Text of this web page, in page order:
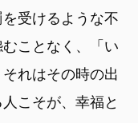
受けるような不
ことなく、「い
れはその時の出
こそが、幸福と